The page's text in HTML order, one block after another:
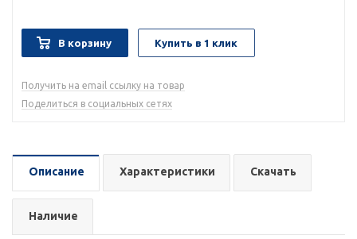
В корзину Купить в 1 клик
Получить на email ссылку на товар
Поделиться в социальных сетях
Описание Характеристики Скачать
Наличие